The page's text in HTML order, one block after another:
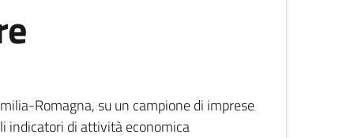
Romagna, su un campione di imprese
indicatori di attività economica